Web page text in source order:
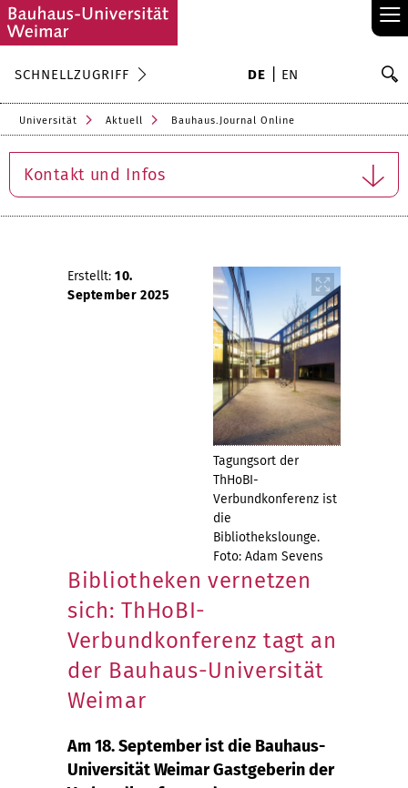
≡
SCHNELLZUGRIFF DE EN
Universität Aktuell Bauhaus.Journal Online
Kontakt und Infos
Tagungsort der
ThHoBI-
Verbundkonferenz ist
die
Bibliothekslounge.
Foto: Adam Sevens
Erstellt: 10.
September 2025
Bibliotheken vernetzen
sich: ThHoBI-
Verbundkonferenz tagt an
der Bauhaus-Universität
Weimar
Am 18. September ist die Bauhaus-
Universität Weimar Gastgeberin der